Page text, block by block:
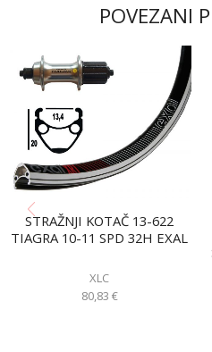
POVEZANI
STRAŽNJI KOTAČ 13-622
TIAGRA 10-11 SPD 32H EXAL
XLC
80,83 €